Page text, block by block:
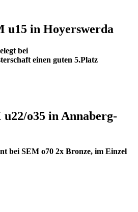
u15 in Hoyerswerda
bei
einen guten 5.Platz
u22/o35 in Annaberg-
bei SEM o70 2x Bronze, im Einzel